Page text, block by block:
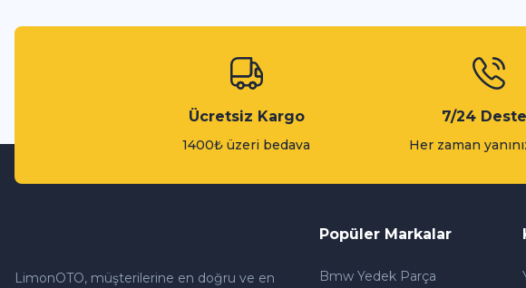
Ücretsiz Kargo
1400₺ üzeri bedava
7/24
Her zaman
LimonOTO, müşterilerine en doğru ve en
Popüler Markalar
Bmw Yedek Parça